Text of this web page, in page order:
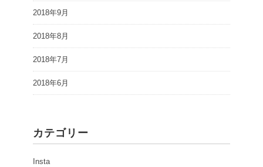
2018年9月
2018年8月
2018年7月
2018年6月
カテゴリー
Insta